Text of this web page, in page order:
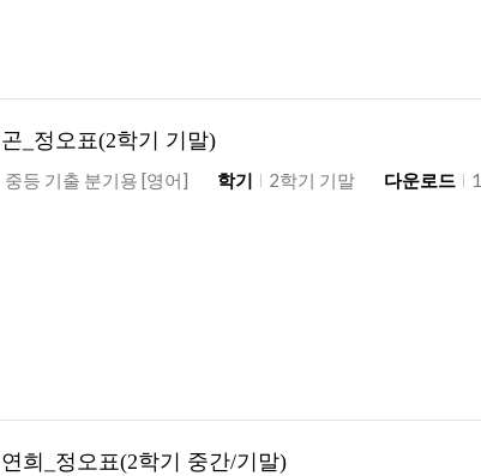
_정오표(2학기 기말)
중등 기출 분기용 [영어] 학기 2학기 기말 다운로드
희_정오표(2학기 중간/기말)